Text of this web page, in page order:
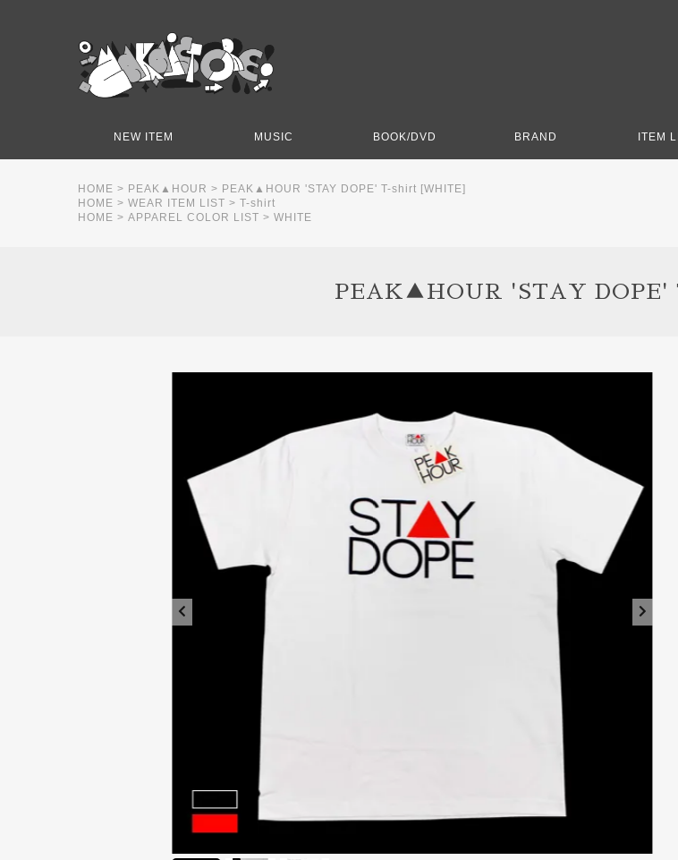
NEW ITEM MUSIC BOOK/DVD BRAND ITEM
HOME > PEAK▲HOUR > PEAK▲HOUR 'STAY DOPE' T-shirt [WHITE]
HOME > WEAR ITEM LIST > T-shirt
HOME > APPAREL COLOR LIST > WHITE
PEAK▲HOUR 'STAY